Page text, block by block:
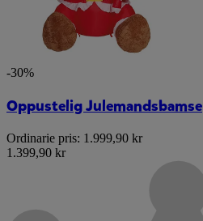
-30%
Oppustelig Julemandsbamse
Ordinarie pris: 1.999,90 kr
1.399,90 kr